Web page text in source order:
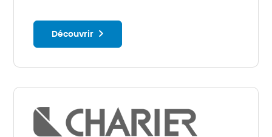
Découvrir